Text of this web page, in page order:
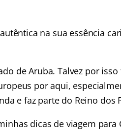
na sua essência
de Aruba. Talvez por
por aqui,
e faz parte do Reino dos
dicas de viagem para